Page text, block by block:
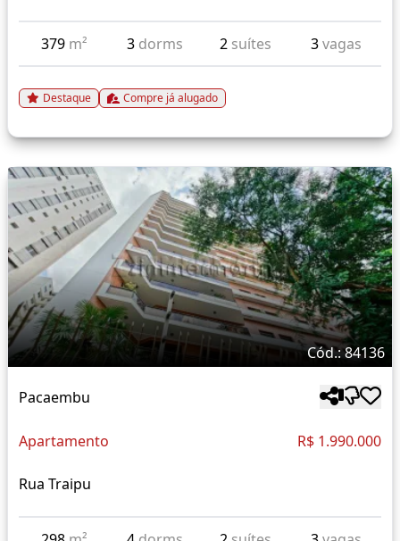
379 m² 3 dorms 2 suítes 3vagas
Destaque Compre já alugado
Cód.: 84136
Pacaembu
Apartamento R$ 1.990.000
Rua Traipu